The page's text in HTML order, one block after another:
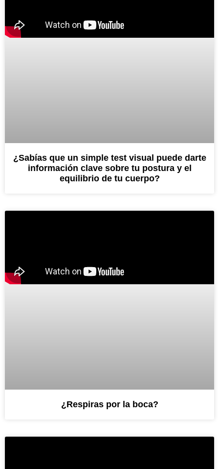
¿Sabías que un simple test visual puede darte
información clave sobre tu postura y el
equilibrio de tu cuerpo?
¿Respiras por la boca?